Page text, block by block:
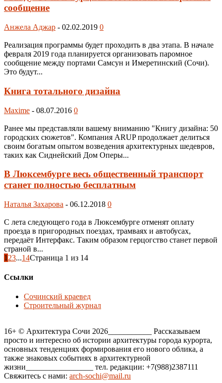
сообщение
Анжела Аджар - 02.02.2019 0
Реализация программы будет проходить в два этапа. В начале
февраля 2019 года планируется организовать паромное
сообщение между портами Самсун и Имеретинский (Сочи).
Это будут...
Книга тотального дизайна
Maxime - 08.07.2016 0
Ранее мы представляли вашему вниманию "Книгу дизайна: 50
городских сюжетов". Компания ARUP продолжает делиться
своим богатым опытом возведения архитектурных шедевров,
таких как Сиднейский Дом Оперы...
В Люксембурге весь общественный транспорт
станет полностью бесплатным
Наталья Захарова - 06.12.2018 0
С лета следующего года в Люксембурге отменят оплату
проезда в пригородных поездах, трамваях и автобусах,
передаёт Интерфакс. Таким образом герцогство станет первой
страной в...
1 23...14Страница 1 из 14
Ссылки
Сочинский краевед
Строительный журнал
16+ © Архитектура Сочи 2026___________ Рассказываем
просто и интересно об истории архитектуры города курорта,
основных тенденциях формирования его нового облика, а
также знаковых событиях в архитектурной
жизни_________________ тел. редакции: +7(988)2387111
Свяжитесь с нами: arch-sochi@mail.ru